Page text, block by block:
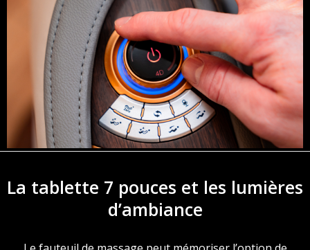
La tablette 7 pouces et les lumières
d’ambiance